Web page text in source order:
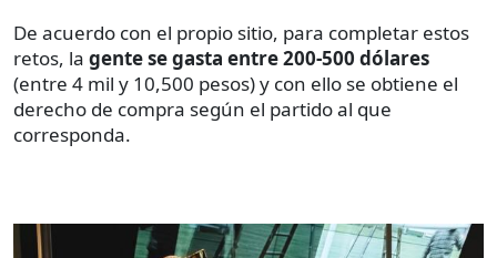
De acuerdo con el propio sitio, para completar estos
retos, la gente se gasta entre 200-500 dólares
(entre 4 mil y 10,500 pesos) y con ello se obtiene el
derecho de compra según el partido al que
corresponda.